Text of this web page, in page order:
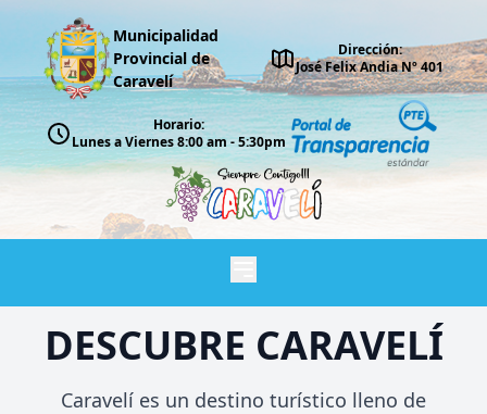
Municipalidad
Provincial de
Caravelí
Dirección:
José Felix Andia Nº 401
Horario:
Lunes a Viernes 8:00 am - 5:30pm
DESCUBRE CARAVELÍ
Caravelí es un destino turístico lleno de